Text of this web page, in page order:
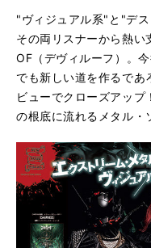
"ヴィジュアル系"と"デス
その両リスナーから熱い
OF（デヴィルーフ）。
でも新しい道を作るであ
ビューでクローズアッ
の根底に流れるメタル・